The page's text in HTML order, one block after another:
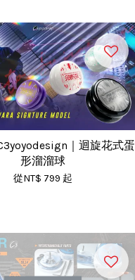
｜迴旋花式蛋
形溜溜球
從NT$ 799 起